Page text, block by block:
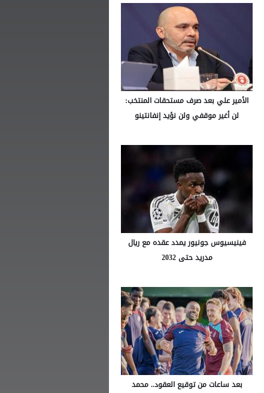
الأمير علي بعد صرف مستحقات المنتخب:
لن أغير موقفي ولن نؤيد إنفانتينو
فينيسيوس جونيور يمدد عقده مع ريال
مدريد حتى 2032
بعد ساعات من توقيع العقود.. محمد